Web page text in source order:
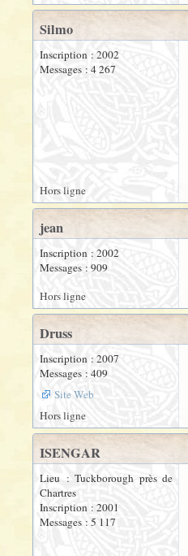
Silmo
Inscription : 2002
Messages : 4 267
Hors ligne
jean
Inscription : 2002
Messages : 909
Hors ligne
Druss
Inscription : 2007
Messages : 409
Site Web
Hors ligne
ISENGAR
Lieu : Tuckborough près de
Chartres
Inscription : 2001
Messages : 5 117